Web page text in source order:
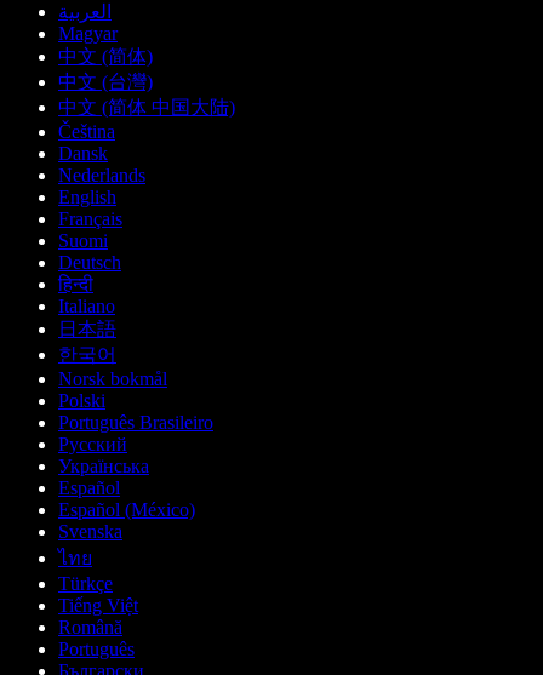
العربية
Magyar
中文 (简体)
中文 (台灣)
中文 (简体 中国大陆)
Čeština
Dansk
Nederlands
English
Français
Suomi
Deutsch
हिन्दी
Italiano
日本語
한국어
Norsk bokmål
Polski
Português Brasileiro
Русский
Українська
Español
Español (México)
Svenska
ไทย
Türkçe
Tiếng Việt
Română
Português